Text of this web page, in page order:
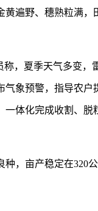
遍野、穗熟粒满
，夏季天气多变，
象预警，指导农
体化完成收割、
，亩产稳定在320